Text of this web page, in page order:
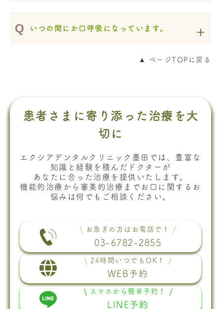
いつの間にか口呼吸になっています。
▲ ページTOPに戻る
患者さまに寄り添った治療を大
切に
エクシアデンタルクリニック墨田では、豊富な
知識と経験を積んだドクターが
あなたに合った治療を提供いたします。
機能的治療から審美的治療までお口に関するお
悩みは何でもご相談ください。
03-6782-2855
お急ぎの方はお電話で！
WEB予約
24時間いつでもOK！
LINE予約
スマホから簡単予約！